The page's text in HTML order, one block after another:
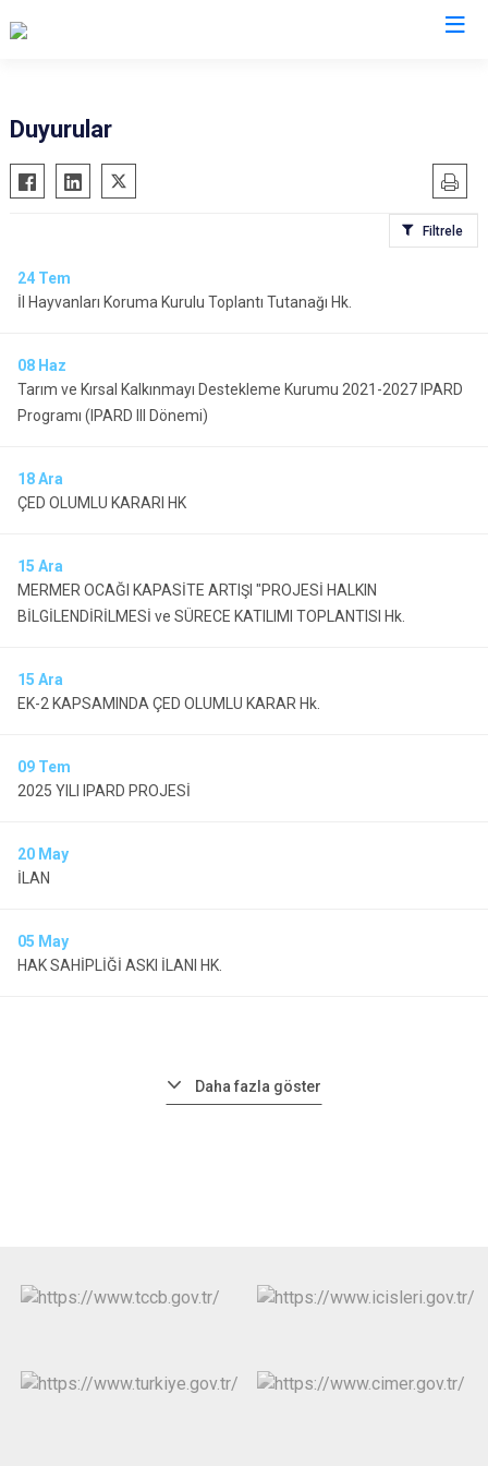
Bismil
Çermik
Çüngüş
Dicle
Ergani
Hani
Bağlar
Duyurular
Filtrele
24 Tem
İl Hayvanları Koruma Kurulu Toplantı Tutanağı Hk.
08 Haz
Tarım ve Kırsal Kalkınmayı Destekleme Kurumu 2021-2027 IPARD
Programı (IPARD III Dönemi)
18Ara
ÇED OLUMLU KARARI HK
15 Ara
MERMER OCAĞI KAPASİTE ARTIŞI "PROJESİ HALKIN
BİLGİLENDİRİLMESİ ve SÜRECE KATILIMI TOPLANTISI Hk.
15 Ara
EK-2 KAPSAMINDA ÇED OLUMLU KARAR Hk.
09 Tem
2025 YILI IPARD PROJESİ
20 May
İLAN
05 May
HAK SAHİPLİĞİ ASKI İLANI HK.
Daha fazla göster